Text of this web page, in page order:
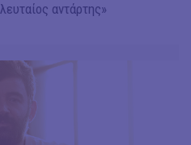
αντάρτης»